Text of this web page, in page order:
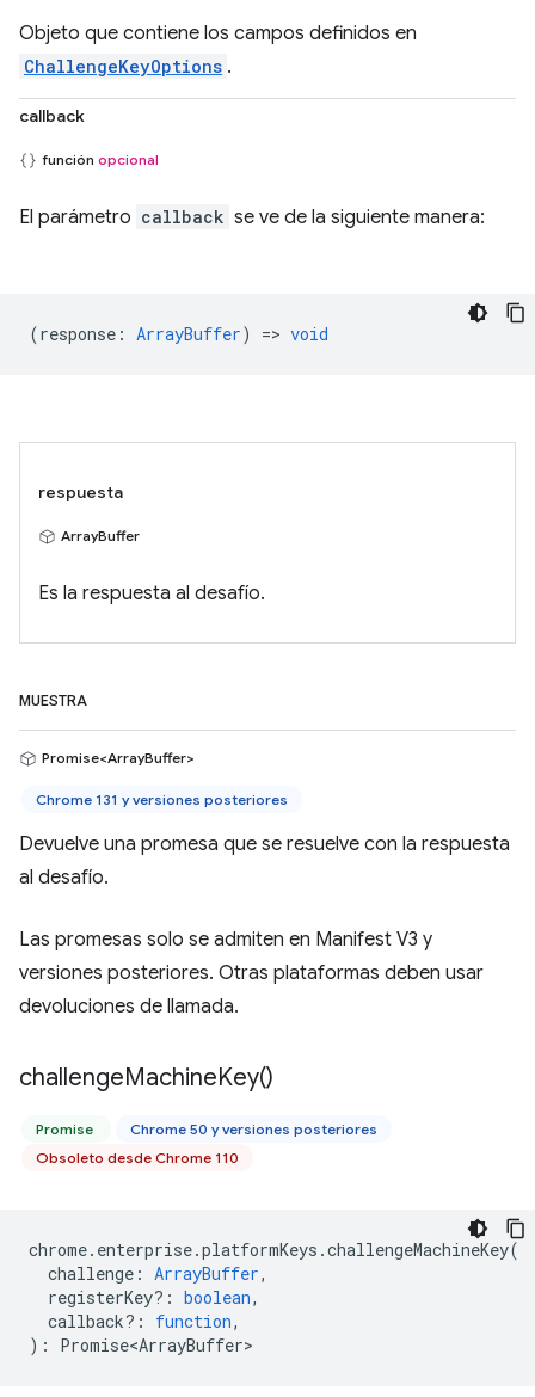
Objeto que contiene los campos definidos en
ChallengeKeyOptions .
callback
función opcional
El parámetro callback se ve de la siguiente manera:
(response : ArrayBuffer) => void
respuesta
ArrayBuffer
Es la respuesta al desafío.
MUESTRA
Promise<ArrayBuffer>
Chrome 131 y versiones posteriores
Devuelve una promesa que se resuelve con la respuesta
al desafío.
Las promesas solo se admiten en Manifest V3 y
versiones posteriores. Otras plataformas deben usar
devoluciones de llamada.
challengeMachineKey()
Promise
Chrome 50 y versiones posteriores
Obsoleto desde Chrome 110
chrome. enterprise.platformKeys .challengeMachineKey(
challenge : ArrayBuffer,
registerKey? : boolean,
callback? : function,
) : Promise<ArrayBuffer>